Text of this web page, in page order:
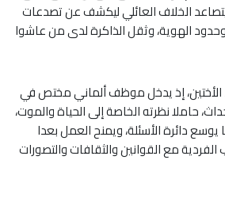
الخلاف العائلي ليكشف عن تصدعات
الهوية، وثقل الذاكرة لدى من عاشوا
الأختين، إذ يدخل موظف ألماني مختص في
حاملا نظرته الخاصة إلى الحياة والموت،
دائرة الأسئلة، ويمنح العمل بعدا
الفردية مع القوانين والثقافات والتصورات